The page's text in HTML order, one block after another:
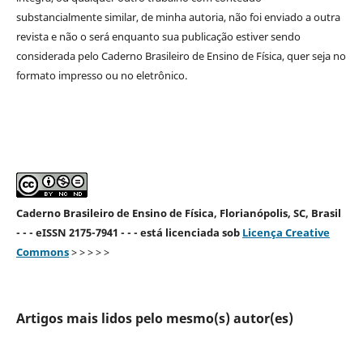
substancialmente similar, de minha autoria, não foi enviado a outra
revista e não o será enquanto sua publicação estiver sendo
considerada pelo Caderno Brasileiro de Ensino de Física, quer seja no
formato impresso ou no eletrônico.
Caderno Brasileiro de Ensino de Física, Florianópolis, SC, Brasil
- - - eISSN 2175-7941 - - - está licenciada sob Licença Creative
Commons> > > > >
Artigos mais lidos pelo mesmo(s) autor(es)